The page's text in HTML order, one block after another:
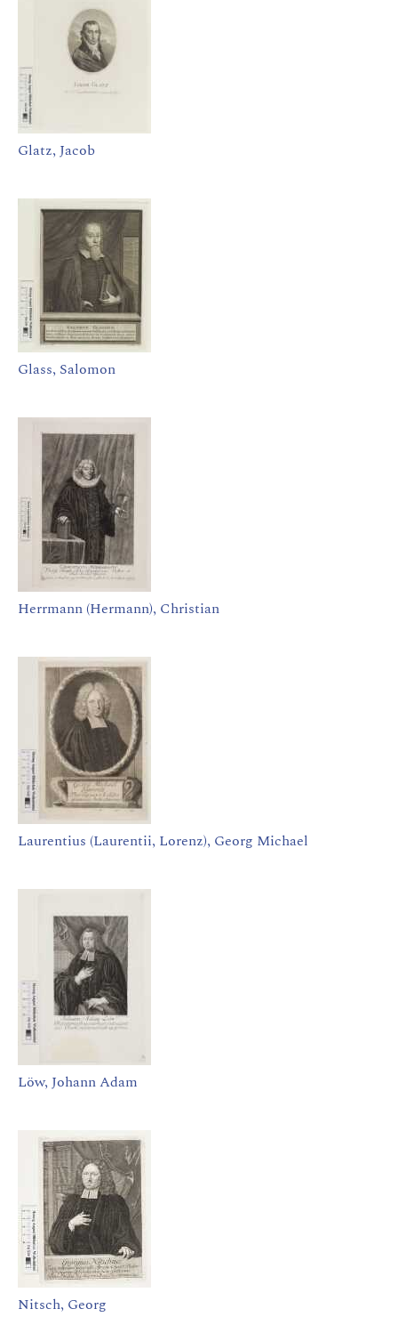
Glatz, Jacob
Glass, Salomon
Herrmann (Hermann), Christian
Laurentius (Laurentii, Lorenz), Georg Michael
Löw, Johann Adam
Nitsch, Georg